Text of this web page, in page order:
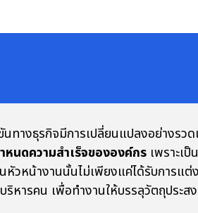
รกิจมีการเปลี่ยนแปลงอย่างรวดเ
นดความสำเร็จขององค์กร เพราะเ
วหน้างานนั้นไม่เพียงแค่ได้รับการแ
ริหารคน เพื่อทำงานให้บรรลุวัตถุประส